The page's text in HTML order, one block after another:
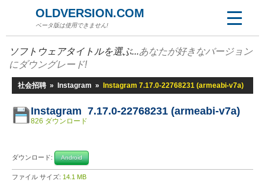
OLDVERSION.COM
ベータ版は使用できません!
ソフトウェアタイトルを選ぶ...あなたが好きなバージョン
にダウングレード!
社会招聘 » Instagram » Instagram 7.17.0-22768231 (armeabi-v7a)
Instagram 7.17.0-22768231 (armeabi-v7a)
826 ダウンロード
ダウンロード: Android
ファイル サイズ: 14.1 MB